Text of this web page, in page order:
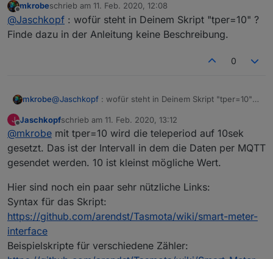
Offline
mkrobeschrieb am 11. Feb. 2020, 12:08
zuletzt editiert von
@Jaschkopf : wofür steht in Deinem Skript "tper=10" ?
Finde dazu in der Anleitung keine Beschreibung.
0
mkrobe@Jaschkopf : wofür steht in Deinem Skript "tper=10" ?
J
Offline
Jaschkopfschrieb am 11. Feb. 2020, 13:12
zuletzt editiert von
@mkrobe mit tper=10 wird die teleperiod auf 10sek
gesetzt. Das ist der Intervall in dem die Daten per MQTT
gesendet werden. 10 ist kleinst mögliche Wert.
Hier sind noch ein paar sehr nützliche Links:
Syntax für das Skript:
https://github.com/arendst/Tasmota/wiki/smart-meter-
interface
Beispielskripte für verschiedene Zähler: